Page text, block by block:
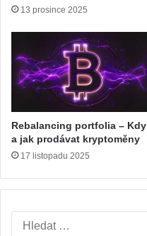
13 prosince 2025
Rebalancing portfolia – Kdy
a jak prodávat kryptoměny
17 listopadu 2025